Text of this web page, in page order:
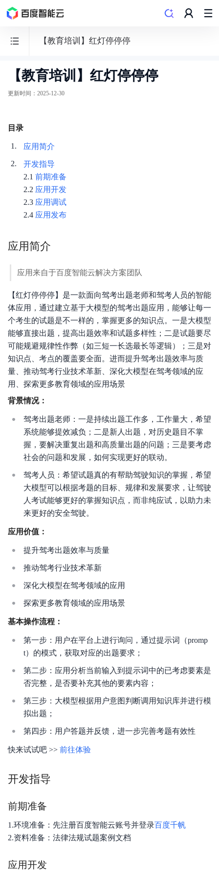
【教育培训】红灯停停停
百
度
·
发
平
平台介绍
模型介绍
Token Plan 个人版
Token Plan 企业版
Coding Plan
计费说明
平台操作
API参考
SDK参考
常见问题
相关协议
【教育培训】红灯停停停
更新时间 ： 2025-12-30
目录
应用简介
开发指导
2.1 前期准备
2.2 应用开发
2.3 应用调试
2.4 应用发布
应用简介
应用来自于百度智能云解决方案团队
【红灯停停停】是一款面向驾考出题老师和驾考人员的智能
体应用，通过建立基于大模型的驾考出题应用，能够让每一
个考生的试题是不一样的，掌握更多的知识点。一是大模型
能够直接出题，提高出题效率和试题多样性；二是试题要尽
可能规避规律性作弊（如三短一长选最长等逻辑）；三是对
知识点、考点的覆盖要全面。进而提升驾考出题效率与质
量、推动驾考行业技术革新、深化大模型在驾考领域的应
用、探索更多教育领域的应用场景
背景情况：
驾考出题老师：一是持续出题工作多，工作量大，希望
系统能够提效减负；二是新人出题，对历史题目不掌
握，要解决重复出题和高质量出题的问题；三是要考虑
社会的问题和发展，如何实现更好的联动。
驾考人员：希望试题真的有帮助驾驶知识的掌握，希望
大模型可以根据考题的目标、规律和发展要求，让驾驶
人考试能够更好的掌握知识点，而非纯应试，以助力未
来更好的安全驾驶。
应用价值：
提升驾考出题效率与质量
推动驾考行业技术革新
深化大模型在驾考领域的应用
探索更多教育领域的应用场景
基本操作流程：
第一步：用户在平台上进行询问，通过提示词（promp
t）的模式，获取对应的出题要求；
第二步：应用分析当前输入到提示词中的已考虑要素是
否完整，是否要补充其他的要素内容；
第三步：大模型根据用户意图判断调用知识库并进行模
拟出题；
第四步：用户答题并反馈，进一步完善考题有效性
快来试试吧 >> 前往体验
开发指导
前期准备
1.环境准备：先注册百度智能云账号并登录百度千帆
2.资料准备：法律法规试题案例文档
应用开发